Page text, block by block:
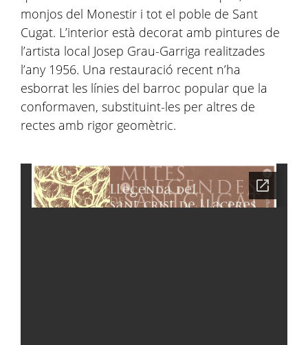
monjos del Monestir i tot el poble de Sant
Cugat. L’interior està decorat amb pintures de
l’artista local Josep Grau-Garriga realitzades
l’any 1956. Una restauració recent n’ha
esborrat les línies del barroc popular que la
conformaven, substituint-les per altres de
rectes amb rigor geomètric.